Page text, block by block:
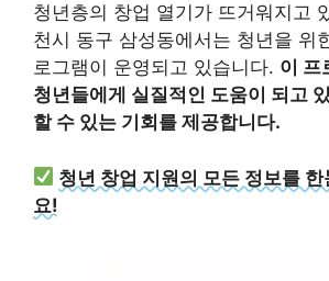
청년층의 창업 열기가 뜨거워지고
천시 동구 삼성동에서는 청년을 위
로그램이 운영되고 있습니다. 이 프
청년들에게 실질적인 도움이 되고
할 수 있는 기회를 제공합니다.
청년 창업 지원의 모든 정보를
요!